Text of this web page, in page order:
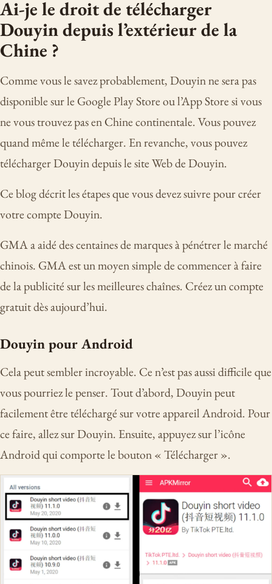
Ai-je le droit de télécharger
Douyin depuis l’extérieur de la
Chine ?
Comme vous le savez probablement, Douyin ne sera pas
disponible sur le Google Play Store ou l’App Store si vous
ne vous trouvez pas en Chine continentale. Vous pouvez
quand même le télécharger. En revanche, vous pouvez
télécharger Douyin depuis le site Web de Douyin.
Ce blog décrit les étapes que vous devez suivre pour créer
votre compte Douyin.
GMA a aidé des centaines de marques à pénétrer le marché
chinois. GMA est un moyen simple de commencer à faire
de la publicité sur les meilleures chaînes. Créez un compte
gratuit dès aujourd’hui.
Douyin pour Android
Cela peut sembler incroyable. Ce n’est pas aussi difficile que
vous pourriez le penser. Tout d’abord, Douyin peut
facilement être téléchargé sur votre appareil Android. Pour
ce faire, allez sur Douyin. Ensuite, appuyez sur l’icône
Android qui comporte le bouton « Télécharger ».